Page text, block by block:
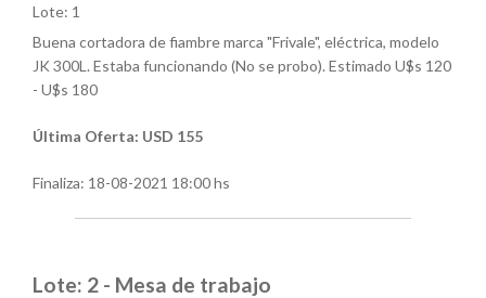
Lote: 1
Buena cortadora de fiambre marca "Frivale", eléctrica, modelo
JK 300L. Estaba funcionando (No se probo). Estimado U$s 120
- U$s 180
Última Oferta: USD 155
Finaliza: 18-08-2021 18:00 hs
Lote: 2 - Mesa de trabajo